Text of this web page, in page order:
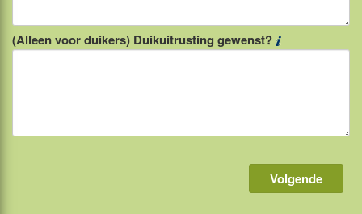
(Alleen voor duikers) Duikuitrusting gewenst?